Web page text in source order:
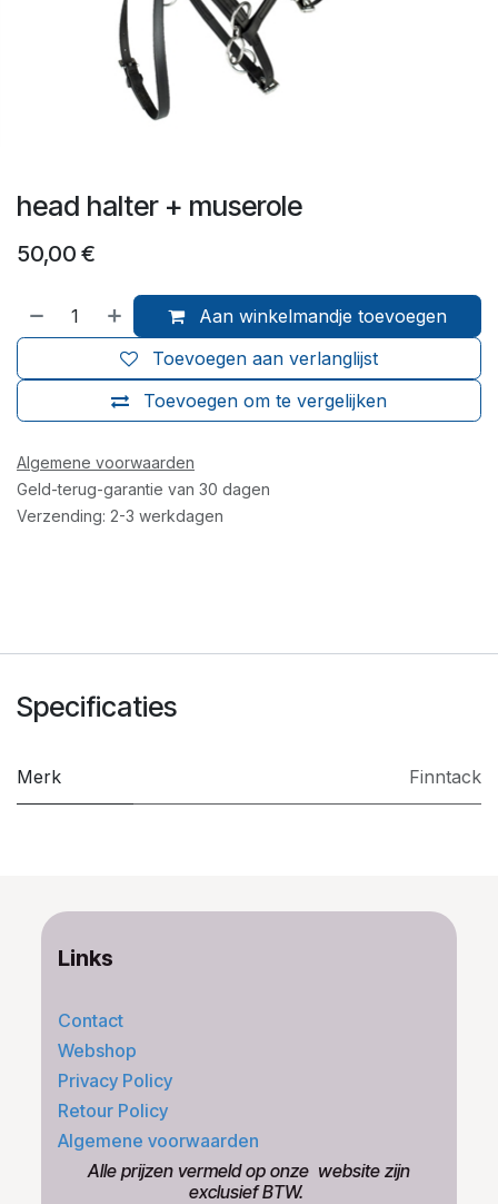
head halter + muserole
50,00 €
Aan winkelmandje toevoegen
Toevoegen om te vergelijken
Toevoegen aan verlanglijst
Algemene voorwaarden
Geld-terug-garantie van 30 dagen
Verzending: 2-3 werkdagen
Specificaties
Merk Finntack
Links
Contact
Webshop
Privacy Policy
Retour Policy
Algemene voorwaarden
​Alle prijzen vermeld op onze ​website zijn
exclusief BTW.